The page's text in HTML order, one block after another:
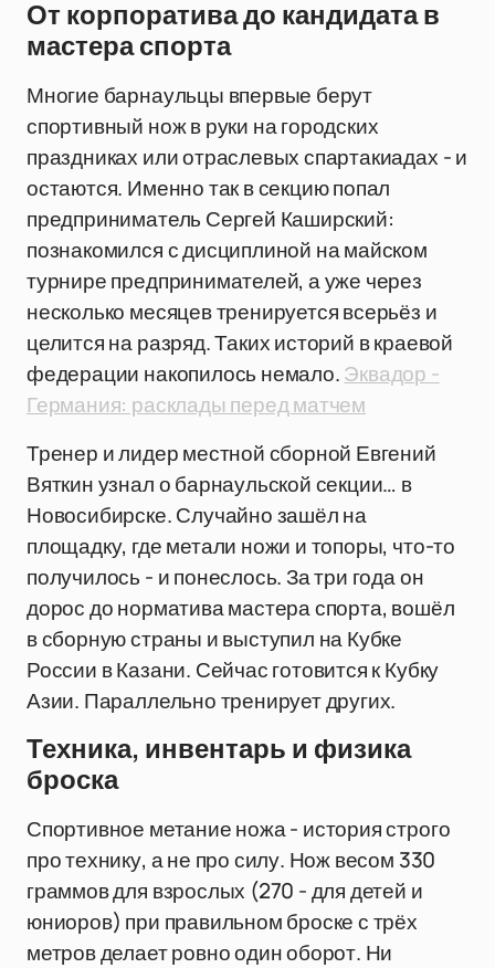
От корпоратива до кандидата в
мастера спорта
Многие барнаульцы впервые берут
спортивный нож в руки на городских
праздниках или отраслевых спартакиадах - и
остаются. Именно так в секцию попал
предприниматель Сергей Каширский:
познакомился с дисциплиной на майском
турнире предпринимателей, а уже через
несколько месяцев тренируется всерьёз и
целится на разряд. Таких историй в краевой
федерации накопилось немало.Эквадор -
Германия: расклады перед матчем
Тренер и лидер местной сборной Евгений
Вяткин узнал о барнаульской секции… в
Новосибирске. Случайно зашёл на
площадку, где метали ножи и топоры, что-то
получилось - и понеслось. За три года он
дорос до норматива мастера спорта, вошёл
в сборную страны и выступил на Кубке
России в Казани. Сейчас готовится к Кубку
Азии. Параллельно тренирует других.
Техника, инвентарь и физика
броска
Спортивное метание ножа - история строго
про технику, а не про силу. Нож весом 330
граммов для взрослых (270 - для детей и
юниоров) при правильном броске с трёх
метров делает ровно один оборот. Ни